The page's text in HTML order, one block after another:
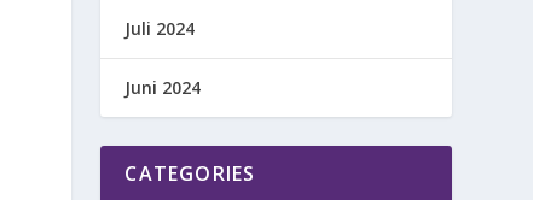
Juli 2024
Juni 2024
CATEGORIES